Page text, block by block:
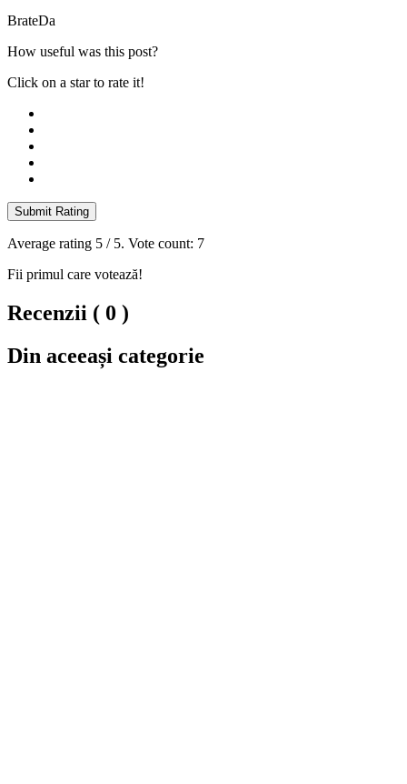
BrateDa
How useful was this post?
Click on a star to rate it!
Submit Rating
Average rating 5 / 5. Vote count: 7
Fii primul care votează!
Recenzii ( 0 )
Din aceeași categorie